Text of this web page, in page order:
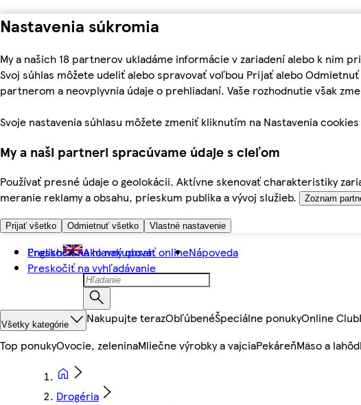
Nastavenia súkromia
My a našich 18 partnerov ukladáme informácie v zariadení alebo k nim
Svoj súhlas môžete udeliť alebo spravovať voľbou Prijať alebo
partnerom a neovplyvnia údaje o prehliadaní. Vaše rozhodnutie však
Svoje nastavenia súhlasu môžete zmeniť kliknutím na Nastavenia
My a naši partneri spracúvame údaje s cieľom
Používať presné údaje o geolokácii. Aktívne skenovať charakteristiky
meranie reklamy a obsahu, prieskum publika a vývoj služieb.
Zoznam
Prijať všetko Odmietnuť všetko Vlastné nastavenie
Preskočiť na hlavný obsah
Preskočiť na vyhľadávanie
English Ako nakupovať onlineNápoveda
Všetky kategórie Nakupujte terazObľúbenéŠpeciálne ponukyOnline Club
Top ponukyOvocie, zeleninaMliečne výrobky a vajciaPekáreňMäso a
Drogéria